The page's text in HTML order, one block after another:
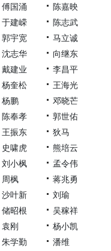
傅国涌
陈嘉映
于建嵘
陈志武
郭宇宽
马立诚
沈志华
向继东
戴建业
李昌平
杨奎松
王海光
杨鹏
邓晓芒
陈奉孝
郭世佑
王振东
狄马
史啸虎
熊培云
刘小枫
孟令伟
周枫
蒋兆勇
沙叶新
刘瑜
储昭根
吴稼祥
袁刚
杨小凯
朱学勤
潘维